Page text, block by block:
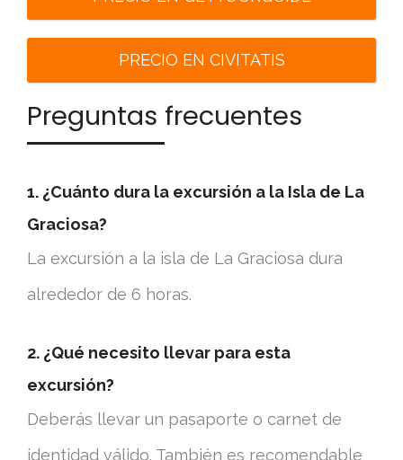
PRECIO EN CIVITATIS
Preguntas frecuentes
1. ¿Cuánto dura la excursión a la Isla de La
Graciosa?
La excursión a la isla de La Graciosa dura
alrededor de 6 horas.
2. ¿Qué necesito llevar para esta
excursión?
Deberás llevar un pasaporte o carnet de
identidad válido. También es recomendable